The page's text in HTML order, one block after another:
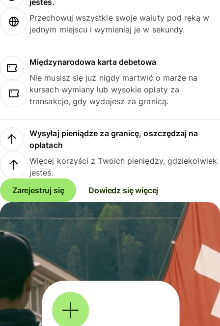
jesteś.
Przechowuj wszystkie swoje waluty pod ręką w
jednym miejscu i wymieniaj je w sekundy.
Międzynarodowa karta debetowa
Nie musisz się już nigdy martwić o marże na
kursach wymiany lub wysokie opłaty za
transakcje, gdy wydajesz za granicą.
Wysyłaj pieniądze za granicę, oszczędzaj na
opłatach
Więcej korzyści z Twoich pieniędzy, gdziekolwiek
jesteś.
Zarejestruj się
Dowiedz się więcej